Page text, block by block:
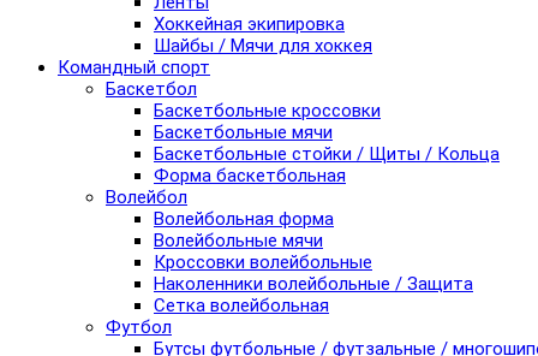
Хоккейная экипировка
Шайбы / Мячи для хоккея
Командный спорт
Баскетбол
Баскетбольные кроссовки
Баскетбольные мячи
Баскетбольные стойки / Щиты / Кольца
Форма баскетбольная
Волейбол
Волейбольная форма
Волейбольные мячи
Кроссовки волейбольные
Наколенники волейбольные / Защита
Сетка волейбольная
Футбол
Бутсы футбольные / футзальные /